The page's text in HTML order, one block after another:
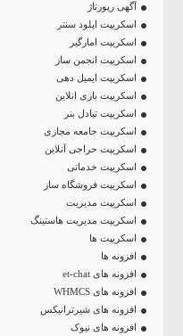
آگهی رپورتاژ
اسکریپت اپلود سنتر
اسکریپت امارگیر
اسکریپت انجمن ساز
اسکریپت ایمیل دهی
اسکریپت بازی انلاین
اسکریپت تبادل بنر
اسکریپت جامعه مجازی
اسکریپت حراجی آنلاین
اسکریپت خدماتی
اسکریپت فروشگاه ساز
اسکریپت مدیریت
اسکریپت مدیریت هاستینگ
اسکریپت ها
افزونه ها
افزونه های et-chat
افزونه های WHMCS
افزونه های شیرترانیکس
افزونه های نیوک